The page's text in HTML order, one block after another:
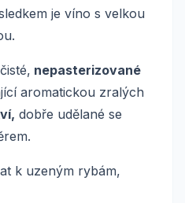
je víno s velkou
nepasterizované
aromatickou zralých
dobře udělané se
k uzeným rybám,